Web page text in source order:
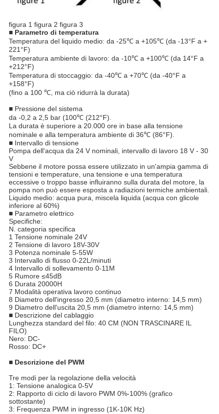
figura 1 figura 2 figura 3
■ Parametro di temperatura
Temperatura del liquido medio: da -25℃ a +105℃ (da -13°F a +
221°F)
Temperatura ambiente di lavoro: da -10℃ a +100℃ (da 14°F a
+212°F)
Temperatura di stoccaggio: da -40℃ a +70℃ (da -40°F a
+158°F)
(fino a 100 ℃, ma ciò ridurrà la durata)
■ Pressione del sistema
da -0,2 a 2,5 bar (100℃ (212°F).
La durata è superiore a 20.000 ore in base alla tensione
nominale e alla temperatura ambiente di 36℃ (86°F).
■ Intervallo di tensione
Pompa dell'acqua da 24 V nominali, intervallo di lavoro 18 V - 30
V
Sebbene il motore possa essere utilizzato in un'ampia gamma di
tensioni e temperature, una tensione e una temperatura
eccessive o troppo basse influiranno sulla durata del motore, la
pompa non può essere esposta a radiazioni termiche ambientali.
Liquido medio: acqua pura, miscela liquida (acqua con glicole
inferiore al 60%)
■ Parametro elettrico
Specifiche:
N. categoria specifica
1 Tensione nominale 24V
2 Tensione di lavoro 18V-30V
3 Potenza nominale 5-55W
3 Intervallo di flusso 0-22L/minuti
4 Intervallo di sollevamento 0-11M
5 Rumore ≤45dB
6 Durata 20000H
7 Modalità operativa lavoro continuo
8 Diametro dell'ingresso 20,5 mm (diametro interno: 14,5 mm)
9 Diametro dell'uscita 20,5 mm (diametro interno: 14,5 mm)
■ Descrizione del cablaggio
Lunghezza standard del filo: 40 CM (NON TRASCINARE IL
FILO)
Nero: DC-
Rosso: DC+
■ Descrizione del PWM
Tre modi per la regolazione della velocità
1: Tensione analogica 0-5V
2: Rapporto di ciclo di lavoro PWM 0%-100% (grafico
sottostante)
3: Frequenza PWM in ingresso (1K-10K Hz)